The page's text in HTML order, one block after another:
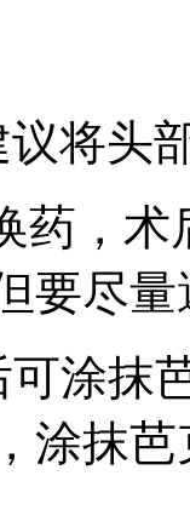
将头
药，
要尽
涂抹
涂抹